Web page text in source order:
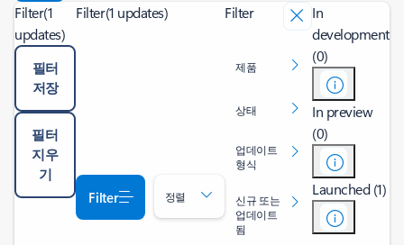
Filter(1
updates)
필터
저장
필터
지우
기
Filter(1 updates)
Filter 정렬
Filter
제품
상태
업데이트
형식
신규 또는
업데이트
됨
In
development
(0)
In preview
(0)
Launched (1)